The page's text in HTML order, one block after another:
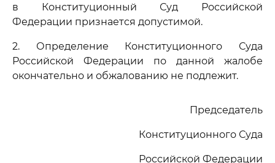
в Конституционный Суд Российской
Федерации признается допустимой.
2. Определение Конституционного Суда
Российской Федерации по данной жалобе
окончательно и обжалованию не подлежит.
Председатель
Конституционного Суда
Российской Федерации